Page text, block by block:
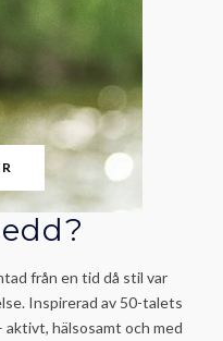
från en tid då stil var
Inspirerad av 50-talets
aktivt, hälsosamt och med